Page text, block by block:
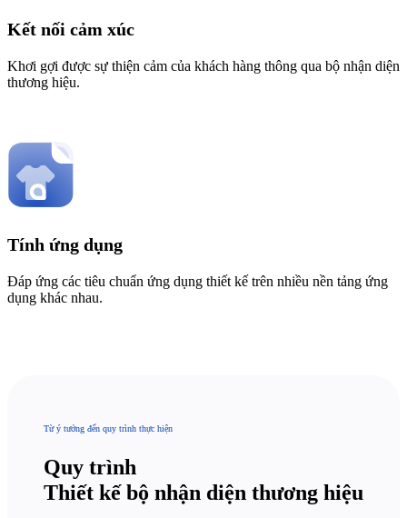
Kết nối cảm xúc
Khơi gợi được sự thiện cảm của khách hàng thông qua bộ nhận diện
thương hiệu.
Tính ứng dụng
Đáp ứng các tiêu chuẩn ứng dụng thiết kế trên nhiều nền tảng ứng
dụng khác nhau.
Từ ý tưởng đến quy trình thực hiện
Quy trình
Thiết kế bộ nhận diện thương hiệu